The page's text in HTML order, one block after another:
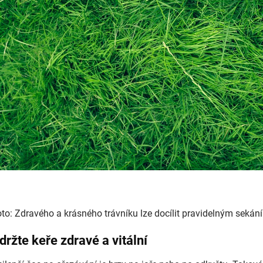
Zdravého a krásného trávníku lze docílit pravidelným
keře zdravé a vitální